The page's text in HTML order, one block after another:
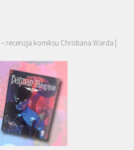
recenzja komiksu Christiana Warda |